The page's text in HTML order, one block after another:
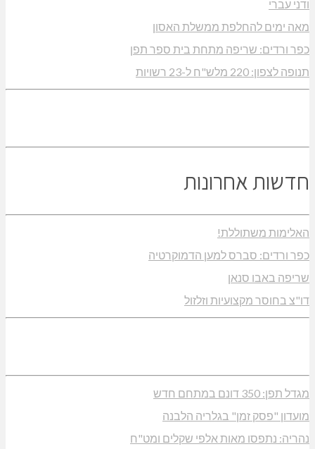
ודני עברי
מאה ימים להחלפת ממשלת האסון
כפר ורדים: שריפה מתחת בית ספר תפן
תנופה לצפון: 220 מלש"ח ל-23 רשויות
חדשות אחרונות
האלימות משתוללת!
כפר ורדים: סברס למען הדמוקרטיה
שריפה באבו סנאן
דו"צ בחוסר מקצועיות וזלזול
מגדל תפן: 350 דונם במתחם חדש
מועדון "פסק זמן" בגלריה הלבנה
נהריה: נתפסו מאות אלפי שקלים ומט"ח